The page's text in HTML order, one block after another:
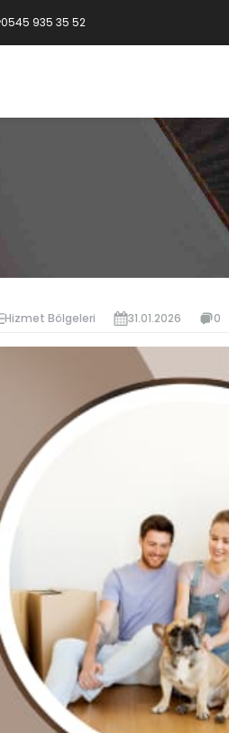
0545 935 35 52
Hizmet Bölgeleri 31.01.2026 0